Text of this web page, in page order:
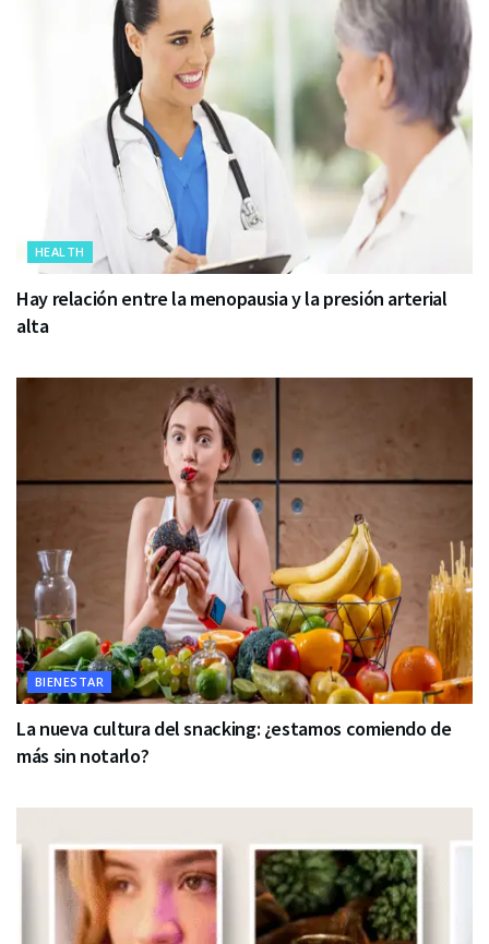
HEALTH
Hay relación entre la menopausia y la presión arterial
alta
BIENESTAR
La nueva cultura del snacking: ¿estamos comiendo de
más sin notarlo?